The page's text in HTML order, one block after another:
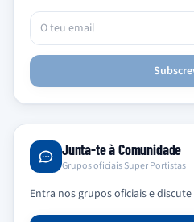
Junta-te à Comunidade
Grupos oficiais Super Portistas
Entra nos grupos oficiais e